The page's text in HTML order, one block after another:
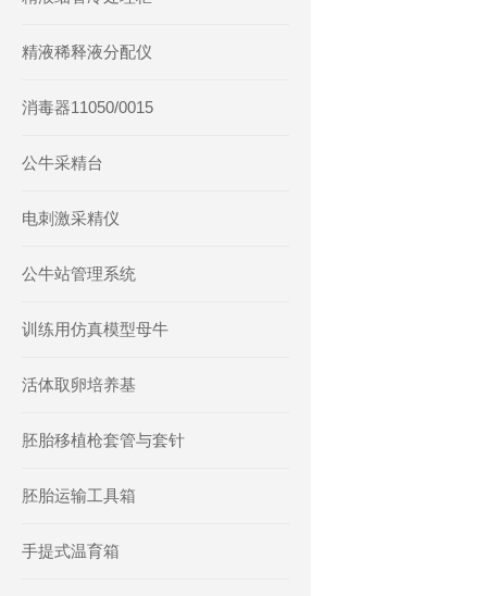
精液稀释液分配仪
消毒器11050/0015
公牛采精台
电刺激采精仪
公牛站管理系统
训练用仿真模型母牛
活体取卵培养基
胚胎移植枪套管与套针
胚胎运输工具箱
手提式温育箱